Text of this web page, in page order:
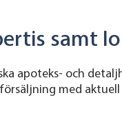
samt
apoteks- och
med